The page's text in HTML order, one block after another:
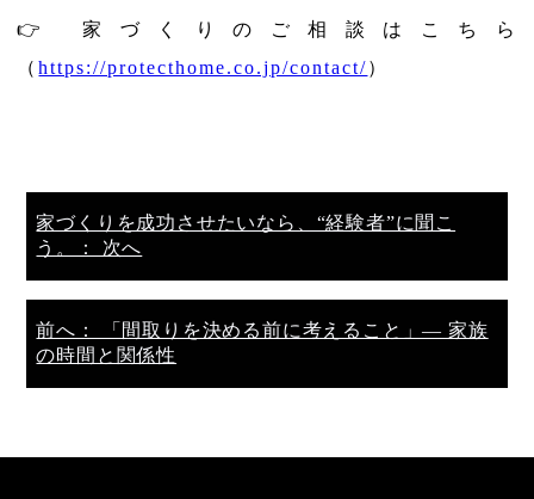
👉 家づくりのご相談はこちら
（https://protecthome.co.jp/contact/）
家づくりを成功させたいなら、“経験者”に聞こ
う。： 次へ
前へ： 「間取りを決める前に考えること」― 家族
の時間と関係性